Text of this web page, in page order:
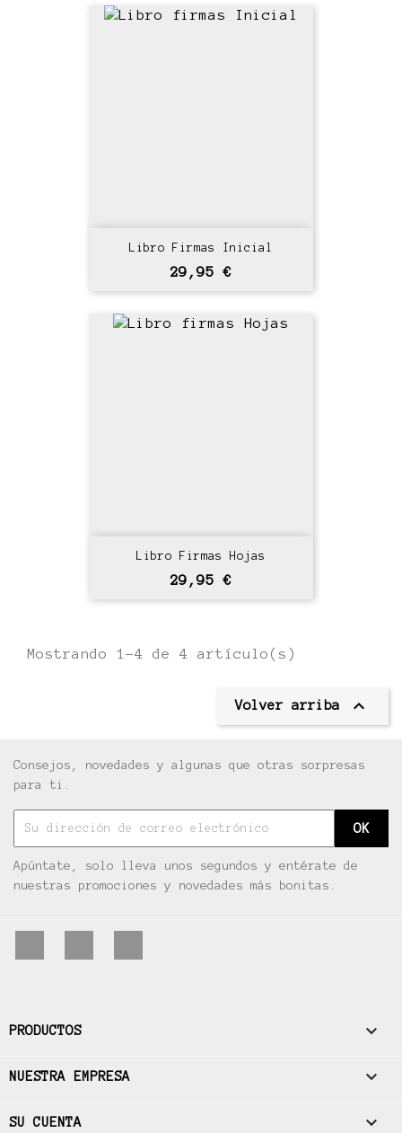
Libro Firmas Inicial
Precio
29,95 €
Libro Firmas Hojas
Precio
29,95 €
Mostrando 1-4 de 4 artículo(s)
Volver arriba 
Consejos, novedades y algunas que otras sorpresas
para ti.
Apúntate, solo lleva unos segundos y entérate de
nuestras promociones y novedades más bonitas.
PRODUCTOS 
NUESTRA EMPRESA 
SU CUENTA 